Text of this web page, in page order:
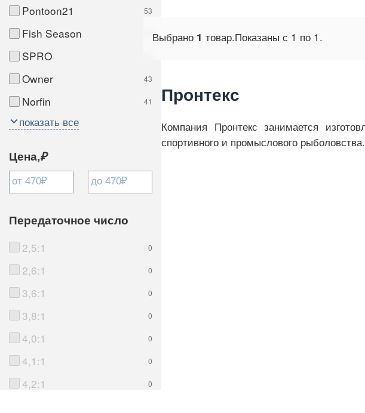
Выбрано 1 товар.Показаны с 1 по 1 .
Пронтекс
Компания Пронтекс занимается
спортивного и промыслового рыболовства.
Pontoon21 53
Fish Season
SPRO
Owner 43
Norfin 41
показать все
Цена,₽
Передаточное число
2,5:1 0
2,6:1 0
3,6:1 0
3,8:1 0
4,0:1 0
4,1:1 0
4,2:1 0